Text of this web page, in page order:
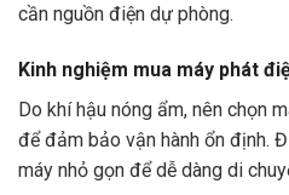
cần nguồn điện dự phòng.
Kinh nghiệm mua máy phát
Do khí hậu nóng ẩm, nên chọn
để đảm bảo vận hành ổn định.
máy nhỏ gọn để dễ dàng di